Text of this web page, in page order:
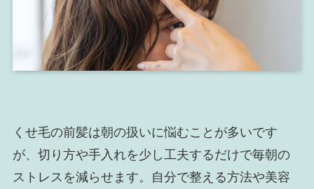
くせ毛の前髪は朝の扱いに悩むことが多いです
が、切り方や手入れを少し工夫するだけで毎朝の
ストレスを減らせます。自分で整える方法や美容